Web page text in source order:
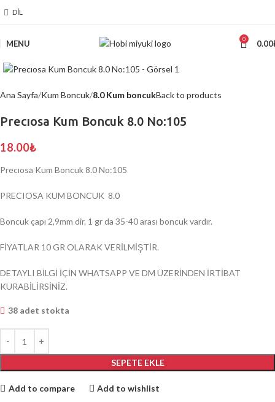
DIL
MENU 0 0.00
Ana Sayfa Kum Boncuk 8.0 Kum boncukBack to products
Precıosa Kum Boncuk 8.0 No:105
18.00₺
Precıosa Kum Boncuk 8.0 No:105
PRECIOSA KUM BONCUK 8.0
Boncuk çapı 2,9mm dir. 1 gr da 35-40 arası boncuk vardır.
FİYATLAR 10 GR OLARAK VERİLMİŞTİR.
DETAYLI BİLGİ İÇİN WHATSAPP VE DM ÜZERİNDEN İRTİBAT
KURABİLİRSİNİZ.
38 adet stokta
SEPETE EKLE
Add to compare Add to wishlist